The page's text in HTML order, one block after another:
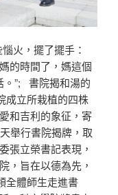
火，擺了擺手：
的時間了，媽這個
。”; 書院揭和湯的
成立所栽植的四株
和吉利的象征，寄
舉行書院揭牌，取
張立榮書記表現，
，旨在以德為先，
全體師生走進書